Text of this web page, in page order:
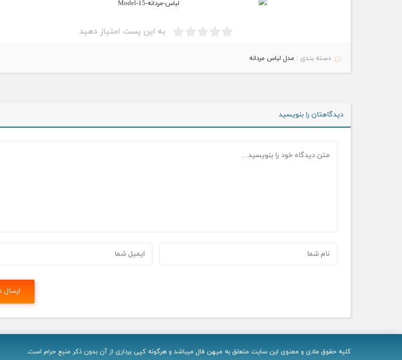
به این پست امتیاز دهید
دسته بندی : مدل لباس مردانه
دیدگاهتان را بنویسید
کلیه حقوق مادی و معنوی اين سایت متعلق به میهن فال میباشد و هرگونه کپی برداری از آن بدون ذکر منبع حرام است.